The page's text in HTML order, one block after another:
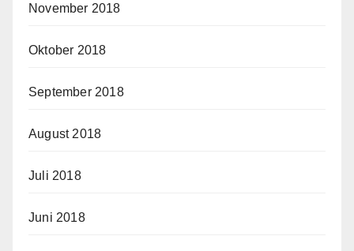
November 2018
Oktober 2018
September 2018
August 2018
Juli 2018
Juni 2018